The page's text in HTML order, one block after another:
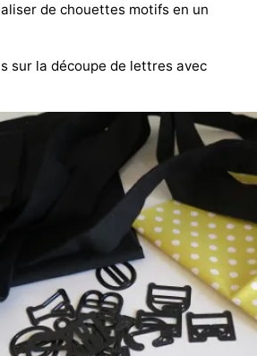
de chouettes motifs en un
sur la découpe de lettres avec